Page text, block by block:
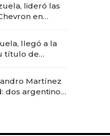
lideró las
en
llegó a la
título de
Martínez
dos argentinos